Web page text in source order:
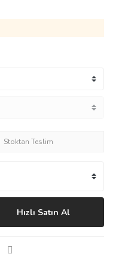
Stoktan Teslim
Hızlı Satın Al